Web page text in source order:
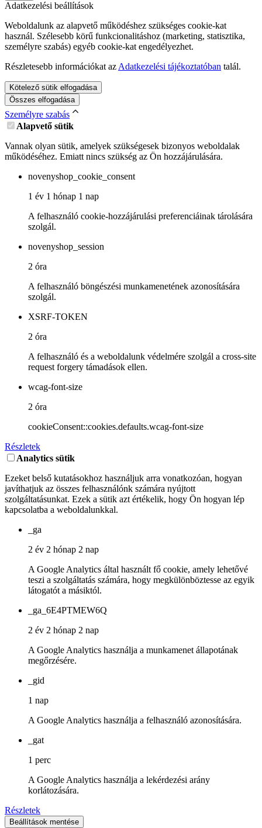
Adatkezelési beállítások
Weboldalunk az alapvető működéshez szükséges cookie-kat
használ. Szélesebb körű funkcionalitáshoz (marketing, statisztika,
személyre szabás) egyéb cookie-kat engedélyezhet.
Részletesebb információkat az Adatkezelési tájékoztatóban talál.
Kötelező sütik elfogadása
Összes elfogadása
Személyre szabás
Alapvető sütik
Vannak olyan sütik, amelyek szükségesek bizonyos weboldalak
működéséhez. Emiatt nincs szükség az Ön hozzájárulására.
novenyshop_cookie_consent
1 év 1 hónap 1 nap
A felhasználó cookie-hozzájárulási preferenciáinak tárolására
szolgál.
novenyshop_session
2 óra
A felhasználó böngészési munkamenetének azonosítására
szolgál.
XSRF-TOKEN
2 óra
A felhasználó és a weboldalunk védelmére szolgál a cross-site
request forgery támadások ellen.
wcag-font-size
2 óra
cookieConsent::cookies.defaults.wcag-font-size
Részletek
Analytics sütik
Ezeket belső kutatásokhoz használjuk arra vonatkozóan, hogyan
javíthatjuk az összes felhasználónk számára nyújtott
szolgáltatásunkat. Ezek a sütik azt értékelik, hogy Ön hogyan lép
kapcsolatba a weboldalunkkal.
_ga
2 év 2 hónap 2 nap
A Google Analytics által használt fő cookie, amely lehetővé
teszi a szolgáltatás számára, hogy megkülönböztesse az egyik
látogatót a másiktól.
_ga_6E4PTMEW6Q
2 év 2 hónap 2 nap
A Google Analytics használja a munkamenet állapotának
megőrzésére.
_gid
1 nap
A Google Analytics használja a felhasználó azonosítására.
_gat
1 perc
A Google Analytics használja a lekérdezési arány
korlátozására.
Részletek
Beállítások mentése